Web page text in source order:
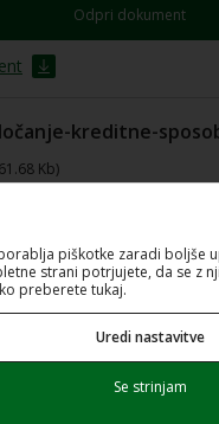
Odpri dokument
kreditne-
Kb)
ugotavljanje-kreditne-
piškotke zaradi boljše
strani potrjujete, da se z
preberete tukaj.
Uredi nastavitve
Se strinjam